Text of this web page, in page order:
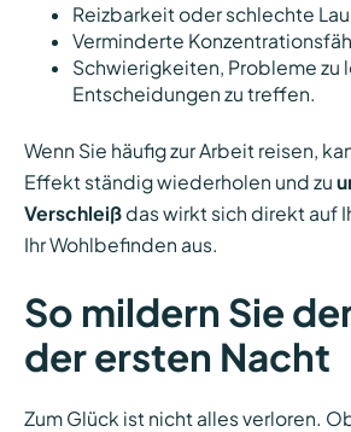
Reizbarkeit oder schlechte
Verminderte
Schwierigkeiten, Probleme zu
Entscheidungen zu treffen.
Wenn Sie häufig zur Arbeit reisen,
Effekt ständig wiederholen und zu
Verschleißdas wirkt sich direkt auf
Ihr Wohlbefinden aus.
So mildern Sie
der ersten Nacht
Zum Glück ist nicht alles verloren.